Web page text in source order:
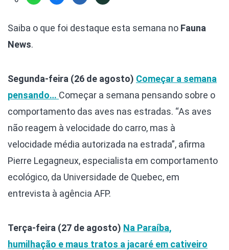
Na Linha
Políticas
Saúde,
Segunda
Universo
Livros do
Missão
Cursos
Saiba o que foi destaque esta semana no Fauna
News.
Segunda-feira (26 de agosto) Começar a semana
pensando… Começar a semana pensando sobre o
comportamento das aves nas estradas. “As aves
não reagem à velocidade do carro, mas à
velocidade média autorizada na estrada”, afirma
Pierre Legagneux, especialista em comportamento
ecológico, da Universidade de Quebec, em
entrevista à agência AFP.
Terça-feira (27 de agosto) Na Paraíba,
humilhação e maus tratos a jacaré em cativeiro